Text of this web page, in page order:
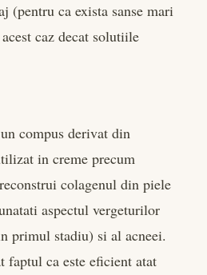
(pentru ca exista sanse mari
caz decat solutiile
compus derivat din
in creme precum
colagenul din piele
aspectul vergeturilor
primul stadiu) si al acneei.
faptul ca este eficient atat